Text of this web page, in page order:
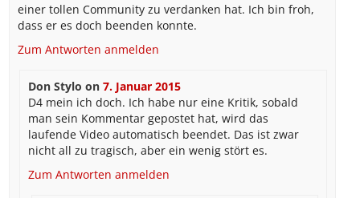
einer tollen Community zu verdanken hat. Ich bin froh,
dass er es doch beenden konnte.
Zum Antworten anmelden
Don Stylo on7. Januar 2015
D4 mein ich doch. Ich habe nur eine Kritik, sobald
man sein Kommentar gepostet hat, wird das
laufende Video automatisch beendet. Das ist zwar
nicht all zu tragisch, aber ein wenig stört es.
Zum Antworten anmelden